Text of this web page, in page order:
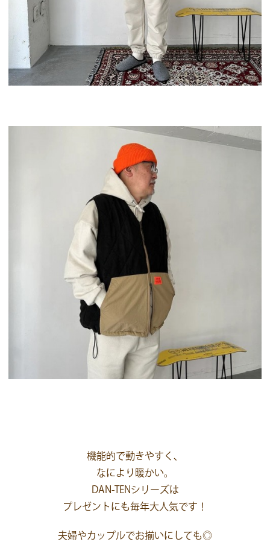
機能的で動きやすく、
なにより暖かい。
DAN-TENシリーズは
プレゼントにも毎年大人気です！
夫婦やカップルでお揃いにしても◎